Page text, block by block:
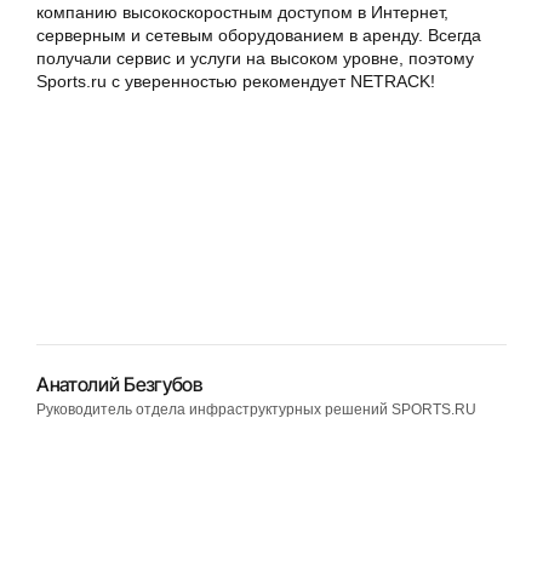
компанию высокоскоростным доступом в Интернет,
серверным и сетевым оборудованием в аренду. Всегда
получали сервис и услуги на высоком уровне, поэтому
Sports.ru с уверенностью рекомендует NETRACK!
Анатолий Безгубов
Руководитель отдела инфраструктурных решений SPORTS.RU